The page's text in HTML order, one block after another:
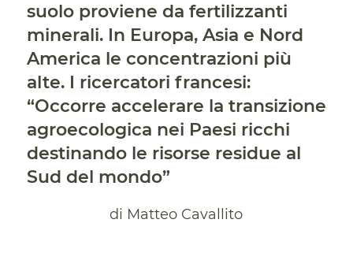
suolo proviene da fertilizzanti
minerali. In Europa, Asia e Nord
America le concentrazioni più
alte. I ricercatori francesi:
“Occorre accelerare la transizione
agroecologica nei Paesi ricchi
destinando le risorse residue al
Sud del mondo”
di Matteo Cavallito